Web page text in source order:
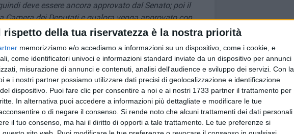
rispetto della tua riservatezza è la nostra priorità
memorizziamo e/o accediamo a informazioni su un dispositivo, come i cookie, e
come identificatori univoci e informazioni standard inviate da un dispositivo per annunci
misurazione di annunci e contenuti, analisi dell'audience e sviluppo dei servizi. Con la
e i nostri partner possiamo utilizzare dati precisi di geolocalizzazione e identificazione
dispositivo. Puoi fare clic per consentire a noi e ai nostri 1733 partner il trattamento per
In alternativa puoi accedere a informazioni più dettagliate e modificare le tue
o di negare il consenso. Si rende noto che alcuni trattamenti dei dati personali
il tuo consenso, ma hai il diritto di opporti a tale trattamento. Le tue preferenze si
deve essere ancora approvato dal Senato; poi il
dei Deputati e qualora venga approvato con
– deve ritornare per la definitiva approvazione da
ma forse, speriamo non necessari
portare il fiume Ofanto ad una particolare
è l'aspetto che ci interessa di più, quindi parliamo
– oggi come oggi – non può essere garantita né
non ci sono strumenti né finanziari e né organizzativi